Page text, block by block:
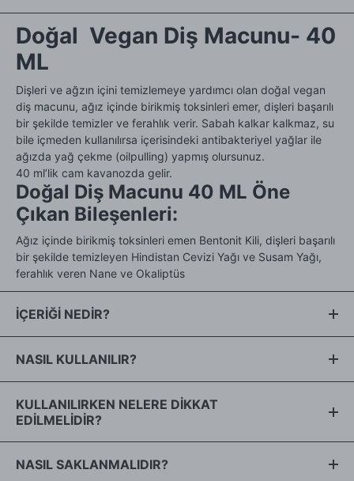
Doğal Vegan Diş Macunu- 40
ML
Dişleri ve ağzın içini temizlemeye yardımcı olan doğal vegan
diş macunu, ağız içinde birikmiş toksinleri emer, dişleri başarılı
bir şekilde temizler ve ferahlık verir. Sabah kalkar kalkmaz, su
bile içmeden kullanılırsa içerisindeki antibakteriyel yağlar ile
ağızda yağ çekme (oilpulling) yapmış olursunuz.
40 ml’lik cam kavanozda gelir.
Doğal Diş Macunu 40 ML Öne
Çıkan Bileşenleri:
Ağız içinde birikmiş toksinleri emen Bentonit Kili, dişleri başarılı
bir şekilde temizleyen Hindistan Cevizi Yağı ve Susam Yağı,
ferahlık veren Nane ve Okaliptüs
İÇERİĞİ NEDİR?
(Hindistan cevizi yağı), Bentonite (Bentonit, arındırıcı kil),
Mentha piperita oil (Nane yağı), Eucalyptus globulus leaf oil
(Okaliptüs yaprağı yağı), Candelilla cera (Candelilla balmumu),
Sodium bicarbonate (Sodyum bikarbonat, karbonat),
Tocopherol (E vitamini), Calcium carbonate (Kalsiyum
karbonat).
NASIL KULLANILIR?
dişlerinizi fırçalayınız.
KULLANILIRKEN NELERE DİKKAT
EDİLMELİDİR?
Hamilelik ve emzirme süreçlerinde gönül rahatlığıyla
NASIL SAKLANMALIDIR?